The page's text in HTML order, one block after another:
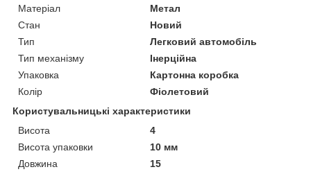
Матеріал
Метал
Стан
Новий
Тип
Легковий автомобіль
Тип механізму
Інерційна
Упаковка
Картонна коробка
Колір
Фіолетовий
Користувальницькі характеристики
Висота
4
Висота упаковки
10 мм
Довжина
15